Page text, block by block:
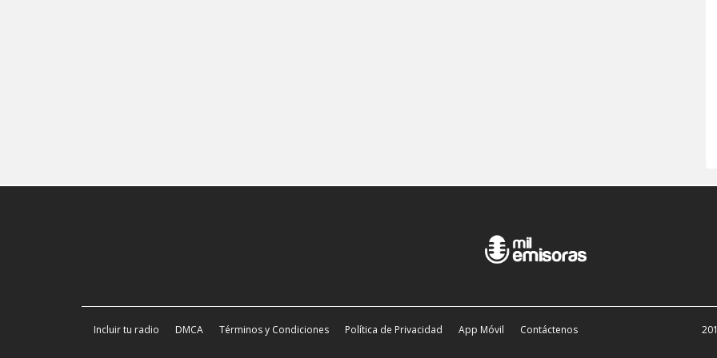
Incluir tu radio DMCA Términos y Condiciones Política de Privacidad App Móvil Contáctenos